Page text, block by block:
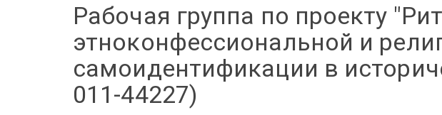
Рабочая группа по проекту
этноконфессиональной и
самоидентификации в
011-44227)